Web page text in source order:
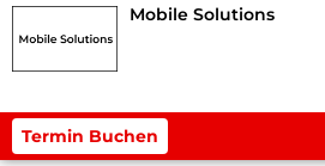
Mobile Solutions
Termin Buchen